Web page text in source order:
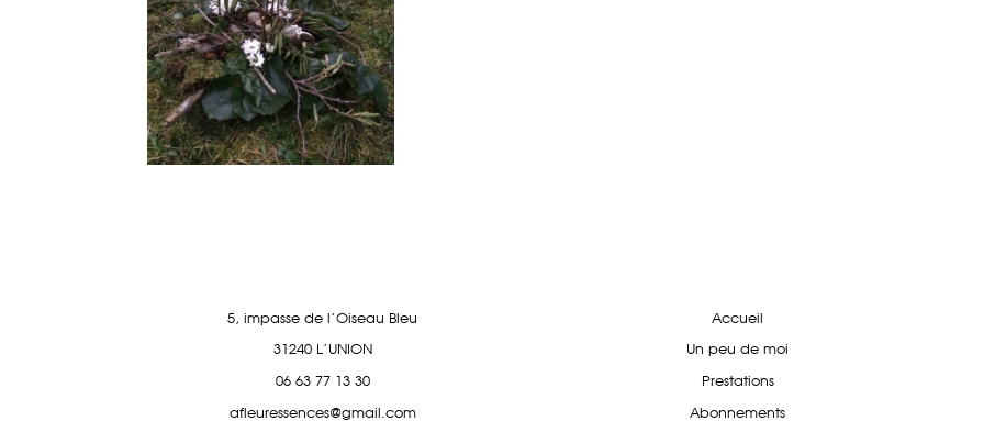
5, impasse de l'Oiseau Bleu
31240 L'UNION
06 63 77 13 30
afleuressences@gmail.com
Accueil
Un peu de moi
Prestations
Abonnements